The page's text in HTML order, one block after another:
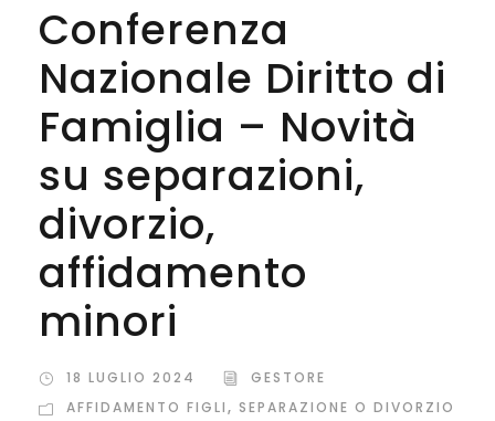
Conferenza
Nazionale Diritto di
Famiglia – Novità
su separazioni,
divorzio,
affidamento
minori
18 LUGLIO 2024
GESTORE
AFFIDAMENTO FIGLI, SEPARAZIONE O DIVORZIO